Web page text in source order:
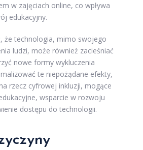
w zajęciach online, co wpływa
edukacyjny.
że technologia, mimo swojego
ludzi, może również zacieśniać
nowe formy wykluczenia
te niepożądane efekty,
rzecz cyfrowej inkluzji, mogące
wsparcie w rozwoju
dostępu do technologii.